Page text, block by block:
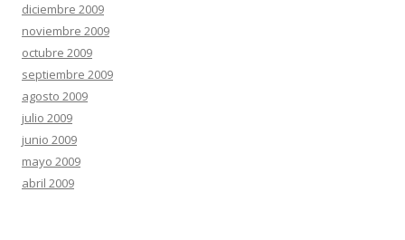
diciembre 2009
noviembre 2009
octubre 2009
septiembre 2009
agosto 2009
julio 2009
junio 2009
mayo 2009
abril 2009